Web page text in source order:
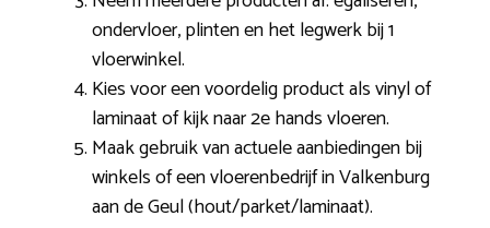
ondervloer, plinten en het legwerk bij 1
vloerwinkel.
Kies voor een voordelig product als vinyl of
laminaat of kijk naar 2e hands vloeren.
Maak gebruik van actuele aanbiedingen bij
winkels of een vloerenbedrijf in Valkenburg
aan de Geul (hout/parket/laminaat).